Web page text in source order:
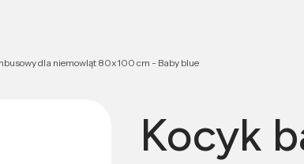
dla niemowląt 80x100 cm - Baby blue
Kocyk